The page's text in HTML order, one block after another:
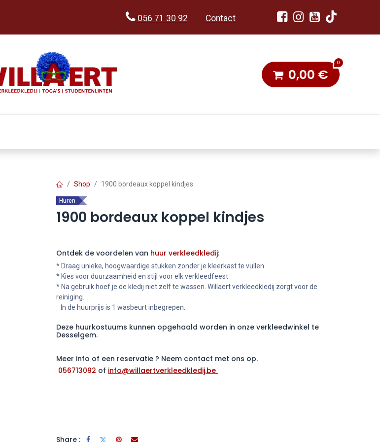
056 71 30 92 Contact
0
0,00 €
Shop 1900 bordeaux koppel kindjes
Huren
1900 bordeaux koppel kindjes
Ontdek de voordelen van huur verkleedkledij:
* Draag unieke, hoogwaardige stukken zonder je kleerkast te vullen
* Kies voor duurzaamheid en stijl voor elk verkleedfeest
* Na gebruik hoef je de kledij niet zelf te wassen. Willaert verkleedkledij zorgt voor de
reiniging.
In de huurprijs is 1 wasbeurt inbegrepen.
Deze huurkostuums kunnen opgehaald worden in onze verkleedwinkel te
Desselgem.
Meer info of een reservatie ? Neem contact met ons op.
056713092 of info@willaertverkleedkledij.be
Share :